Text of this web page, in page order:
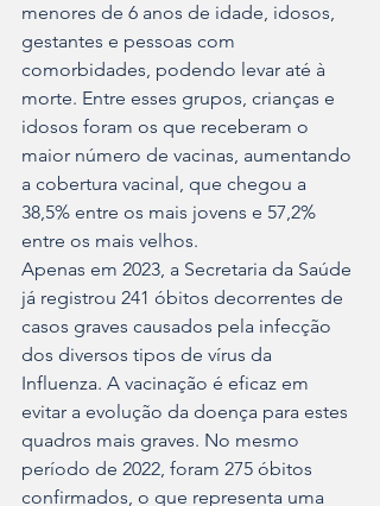
menores de 6 anos de idade, idosos,
gestantes e pessoas com
comorbidades, podendo levar até à
morte. Entre esses grupos, crianças e
idosos foram os que receberam o
maior número de vacinas, aumentando
a cobertura vacinal, que chegou a
38,5% entre os mais jovens e 57,2%
entre os mais velhos.
Apenas em 2023, a Secretaria da Saúde
já registrou 241 óbitos decorrentes de
casos graves causados pela infecção
dos diversos tipos de vírus da
Influenza. A vacinação é eficaz em
evitar a evolução da doença para estes
quadros mais graves. No mesmo
período de 2022, foram 275 óbitos
confirmados, o que representa uma